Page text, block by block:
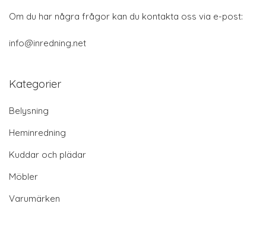
Om du har några frågor kan du kontakta oss via e-post:
info@inredning.net
Kategorier
Belysning
Heminredning
Kuddar och plädar
Möbler
Varumärken